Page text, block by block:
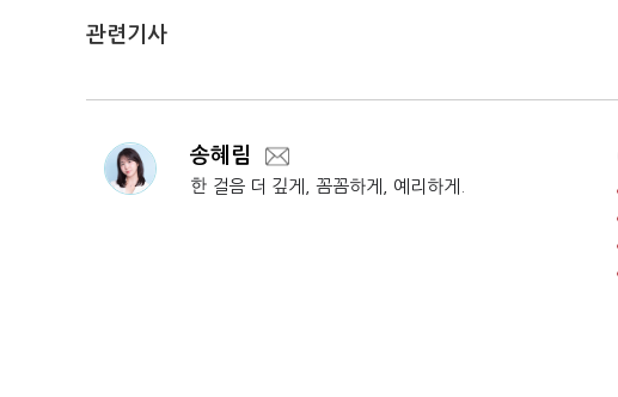
관련기사
송혜림
한 걸음 더 깊게, 꼼꼼하게, 예리하게.